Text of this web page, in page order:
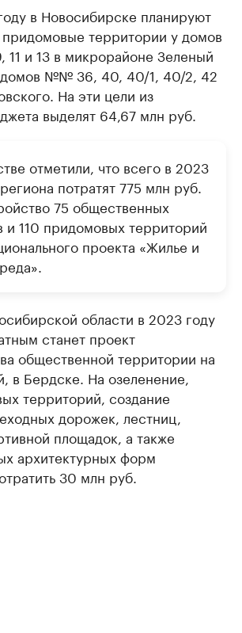
в Новосибирске планируют
придомовые территории у домов
и 13 в микрорайоне Зеленый
домов №№ 36, 40, 40/1, 40/2, 42
На эти цели из
выделят 64,67 млн руб.
отметили, что всего в 2023
потратят 775 млн руб.
75 общественных
и 110 придомовых территорий
проекта «Жилье и
области в 2023 году
станет проект
общественной территории на
в Бердске. На озеленение,
территорий, создание
дорожек, лестниц,
площадок, а также
архитектурных форм
30 млн руб.